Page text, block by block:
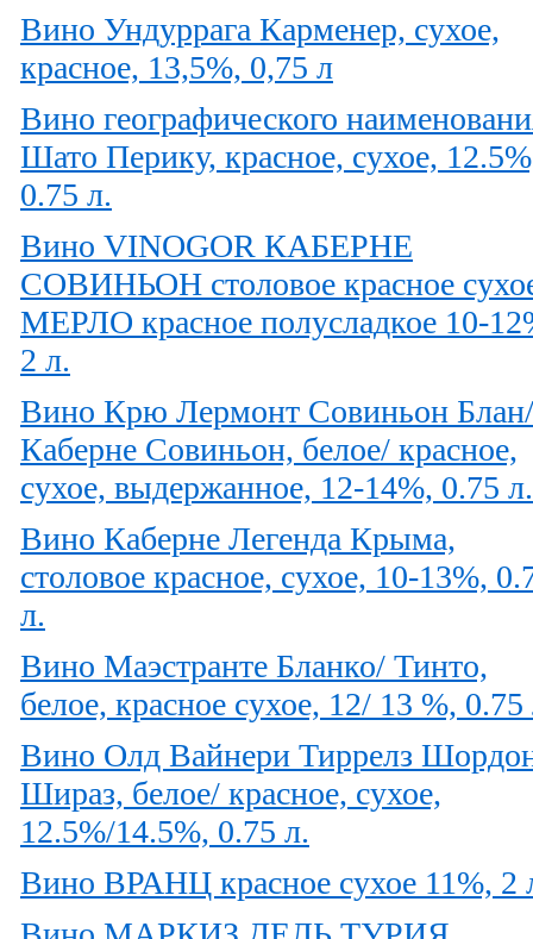
Вино Ундуррага Карменер, сухое,
красное, 13,5%, 0,75 л
Вино географического
Шато Перику, красное, сухое,
0.75 л.
Вино VINOGOR КАБЕРНЕ
СОВИНЬОН столовое красное
МЕРЛО красное полусладкое 10-
2 л.
Вино Крю Лермонт Совиньон Блан/
Каберне Совиньон, белое/ красное,
сухое, выдержанное, 12-14%, 0.75 л.
Вино Каберне Легенда Крыма,
столовое красное, сухое, 10-13%,
л.
Вино Маэстранте Бланко/ Тинто,
белое, красное сухое, 12/ 13 %, 0.75
Вино Олд Вайнери Тиррелз
Шираз, белое/ красное, сухое,
12.5%/14.5%, 0.75 л.
Вино ВРАНЦ красное сухое 11%, 2